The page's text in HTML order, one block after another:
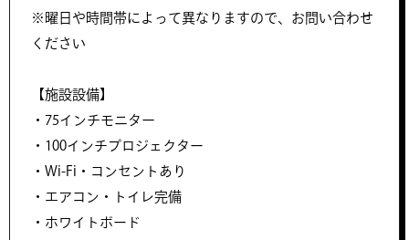
※曜日や時間帯によって異なりますので、お問い合わせ
ください
【施設設備】
・75インチモニター
・100インチプロジェクター
・Wi-Fi・コンセントあり
・エアコン・トイレ完備
・​ホワイトボード